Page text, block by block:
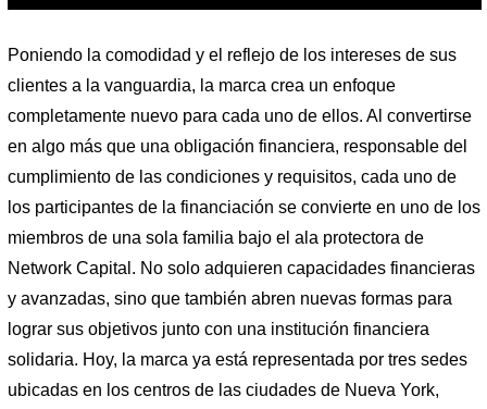
Poniendo la comodidad y el reflejo de los intereses de sus
clientes a la vanguardia, la marca crea un enfoque
completamente nuevo para cada uno de ellos. Al convertirse
en algo más que una obligación financiera, responsable del
cumplimiento de las condiciones y requisitos, cada uno de
los participantes de la financiación se convierte en uno de los
miembros de una sola familia bajo el ala protectora de
Network Capital. No solo adquieren capacidades financieras
y avanzadas, sino que también abren nuevas formas para
lograr sus objetivos junto con una institución financiera
solidaria. Hoy, la marca ya está representada por tres sedes
ubicadas en los centros de las ciudades de Nueva York,